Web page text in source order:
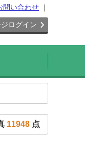
問い合わせ
ログイン
11948 点